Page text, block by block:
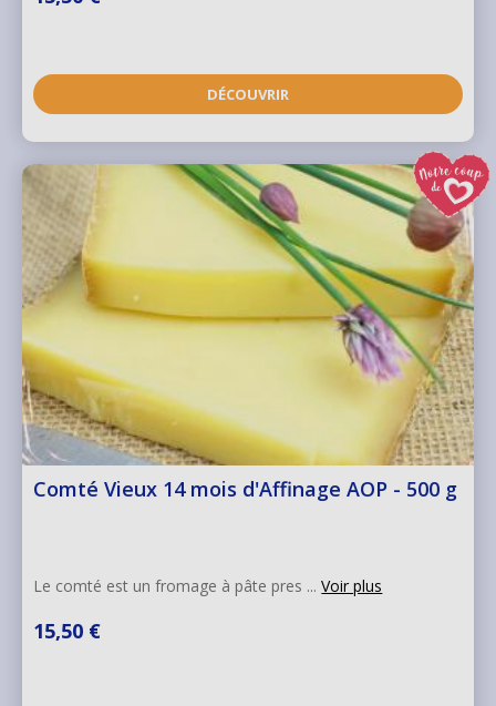
DÉCOUVRIR
Comté Vieux 14 mois d'Affinage AOP - 500 g
Le comté est un fromage à pâte pres ...Voir plus
15,50 €